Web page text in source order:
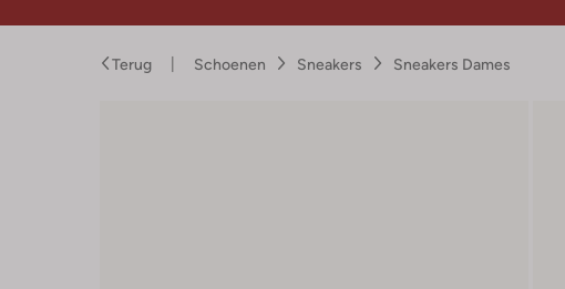
Terug Schoenen Sneakers Sneakers Dames